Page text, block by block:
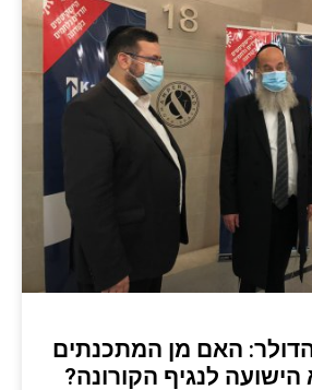
האם מן המתכנתים
לנגיף הקורונה?